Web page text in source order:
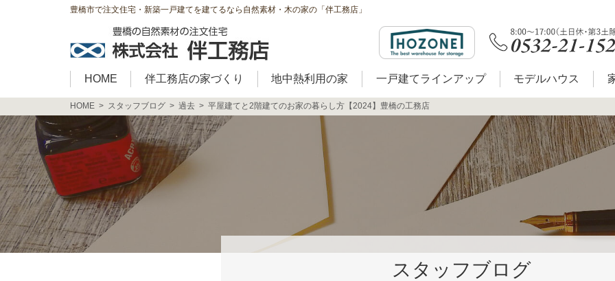
豊橋市で注文住宅・新築一戸建てを建てるなら自然素材・木の家の「伴工務店」
HOME 伴工務店の家づくり 地中熱利用の家 一戸建てラインアップ モデルハウス
HOME スタッフブログ 過去 平屋建てと2階建てのお家の暮らし方【2024】豊橋の工務店
スタッフブログ